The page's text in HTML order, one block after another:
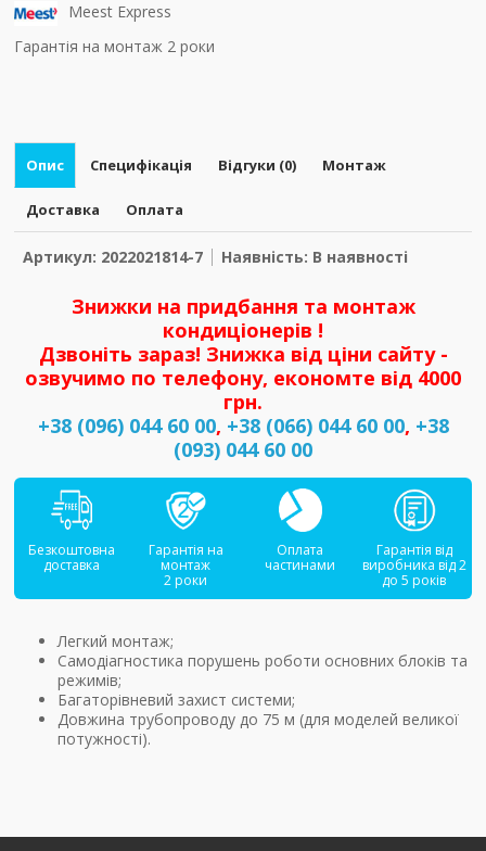
Meest Express
Гарантія на монтаж 2 роки
Опис Специфікація Відгуки (0) Монтаж
Доставка Оплата
Артикул: 2022021814-7 Наявність: В наявності
Знижки на придбання та монтаж
кондиціонерів !
Дзвоніть зараз! Знижка від ціни сайту -
озвучимо по телефону, економте від 4000
грн.
+38 (096) 044 60 00, +38 (066) 044 60 00, +38
(093) 044 60 00
Безкоштовна
доставка
Гарантія на
монтаж
2 роки
Оплата
частинами
Гарантія від
виробника від 2
до 5 років
Легкий монтаж;
Самодіагностика порушень роботи основних блоків та
режимів;
Багаторівневий захист системи;
Довжина трубопроводу до 75 м (для моделей великої
потужності).